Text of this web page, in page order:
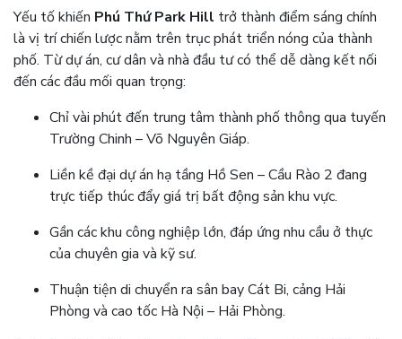
Yếu tố khiến Phú Thứ Park Hill trở thành điểm sáng chính
là vị trí chiến lược nằm trên trục phát triển nóng của thành
phố. Từ dự án, cư dân và nhà đầu tư có thể dễ dàng kết nối
đến các đầu mối quan trọng:
Chỉ vài phút đến trung tâm thành phố thông qua tuyến
Trường Chinh – Võ Nguyên Giáp.
Liền kề đại dự án hạ tầng Hồ Sen – Cầu Rào 2 đang
trực tiếp thúc đẩy giá trị bất động sản khu vực.
Gần các khu công nghiệp lớn, đáp ứng nhu cầu ở thực
của chuyên gia và kỹ sư.
Thuận tiện di chuyển ra sân bay Cát Bi, cảng Hải
Phòng và cao tốc Hà Nội – Hải Phòng.